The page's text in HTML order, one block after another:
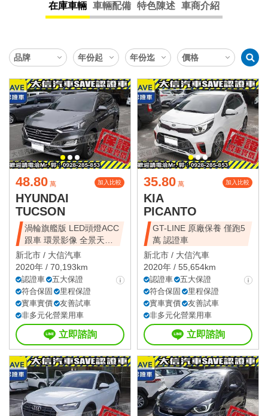
在庫車輛 車輛配備 特色陳述 車商介紹
48.80 萬 加入比較
HYUNDAI
TUCSON
渦輪旗艦版 LED頭燈ACC
跟車 環景影像 全景天窗
電尾門
新北市 / 大信汽車
2020年 / 70,193km
認證車
五大保證
符合保固
里程保證
實車實價
友善試車
非多元化營業用車
立即諮詢
35.80 萬 加入比較
KIA
PICANTO
GT-LINE 原廠保養 僅跑5
萬 認證車
新北市 / 大信汽車
2020年 / 55,654km
認證車
五大保證
符合保固
里程保證
實車實價
友善試車
非多元化營業用車
立即諮詢